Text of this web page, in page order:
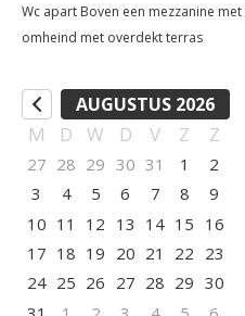
Wc apart Boven een mezzanine
omheind met overdekt terras
AUGUSTUS 2026
M D W D V Z Z
27 28 29 30 31 1
2
3
4 5 6 7 8
9
10 11 12 13 14 15 16
17 18 19 20 21 22 23
24 25 26 27 28 29 30